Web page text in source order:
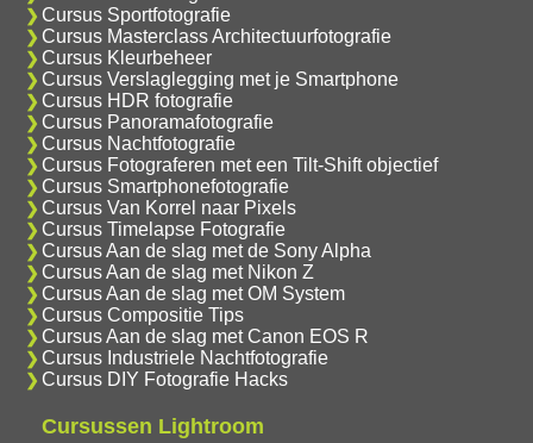
Cursus Sportfotografie
Cursus Masterclass Architectuurfotografie
Cursus Kleurbeheer
Cursus Verslaglegging met je Smartphone
Cursus HDR fotografie
Cursus Panoramafotografie
Cursus Nachtfotografie
Cursus Fotograferen met een Tilt-Shift objectief
Cursus Smartphonefotografie
Cursus Van Korrel naar Pixels
Cursus Timelapse Fotografie
Cursus Aan de slag met de Sony Alpha
Cursus Aan de slag met Nikon Z
Cursus Aan de slag met OM System
Cursus Compositie Tips
Cursus Aan de slag met Canon EOS R
Cursus Industriele Nachtfotografie
Cursus DIY Fotografie Hacks
Cursussen Lightroom